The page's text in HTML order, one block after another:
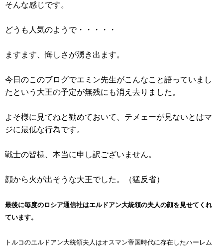
そんな感じです。
どうも人気のようで・・・・・
ますます、悔しさが湧き出ます。
今日のこのブログでエミン先生がこんなこと語っていまし
たという大王の予定が無残にも消え去りました。
よそ様に見てねと勧めておいて、テメェーが見ないとはマ
ジに最低な行為です。
戦士の皆様、本当に申し訳ございません。
顔から火が出そうな大王でした。（猛反省）
最後に毎度のロシア通信社はエルドアン大統領の夫人の顔を見せてくれ
ています。
トルコのエルドアン大統領夫人はオスマン帝国時代に存在したハーレム